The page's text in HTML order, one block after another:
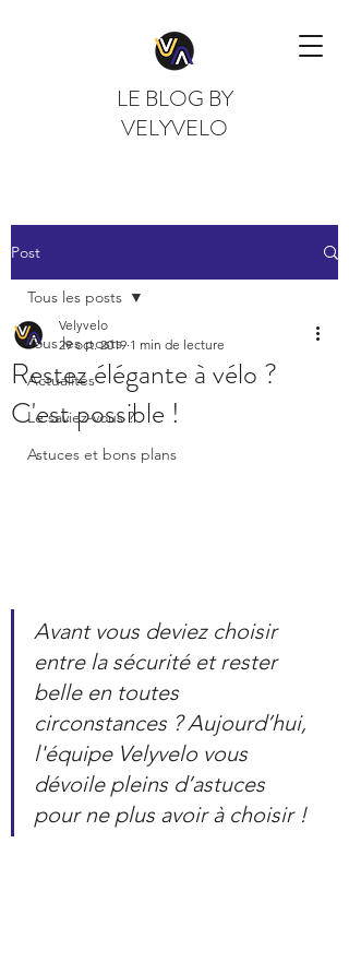
LE BLOG BY
VELYVELO
Post
Tous les posts
Actualités
Le saviez-vous ?
Astuces et bons plans
Tous les posts
Restez élégante à vélo ?
C'est possible !
Velyvelo
29 oct. 2019 1 min de lecture
Avant vous deviez choisir
entre la sécurité et rester
belle en toutes
circonstances ? Aujourd’hui,
l'équipe Velyvelo vous
dévoile pleins d’astuces
pour ne plus avoir à choisir !